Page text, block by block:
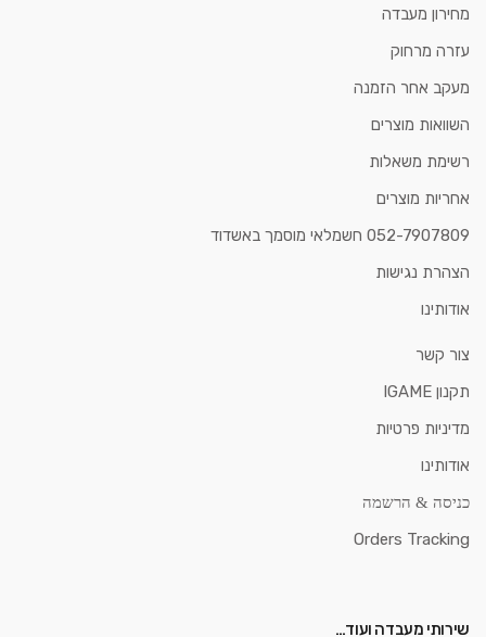
מחירון מעבדה
עזרה מרחוק
מעקב אחר הזמנה
השוואות מוצרים
רשימת משאלות
אחריות מוצרים
052-7907809 חשמלאי מוסמך באשדוד
הצהרת נגישות
אודותינו
צור קשר
תקנון IGAME
מדיניות פרטיות
אודותינו
כניסה & הרשמה
Orders Tracking
שירותי מעבדה ועוד…